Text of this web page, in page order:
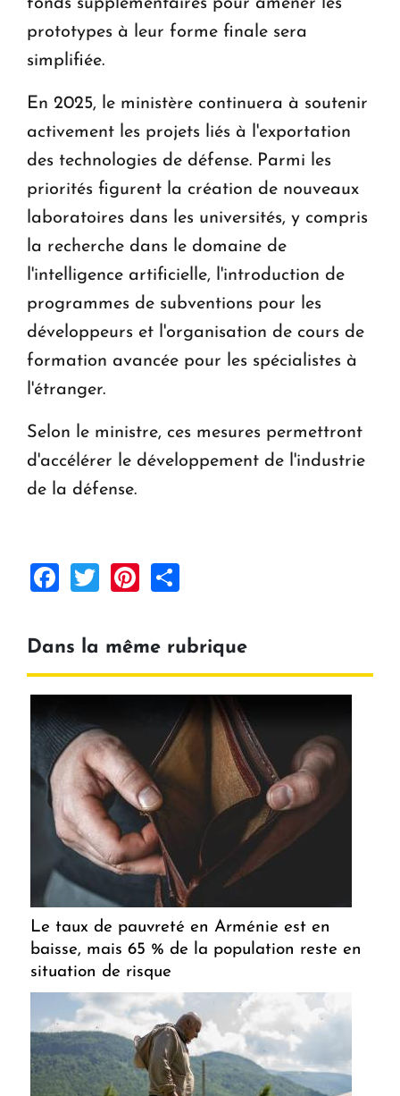
fonds supplémentaires pour amener les
prototypes à leur forme finale sera
simplifiée.
En 2025, le ministère continuera à soutenir
activement les projets liés à l'exportation
des technologies de défense. Parmi les
priorités figurent la création de nouveaux
laboratoires dans les universités, y compris
la recherche dans le domaine de
l'intelligence artificielle, l'introduction de
programmes de subventions pour les
développeurs et l'organisation de cours de
formation avancée pour les spécialistes à
l'étranger.
Selon le ministre, ces mesures permettront
d'accélérer le développement de l'industrie
de la défense.
Facebook
TwitterPinterest
Dans la même rubrique
Le taux de pauvreté en Arménie est en
baisse, mais 65 % de la population reste en
situation de risque